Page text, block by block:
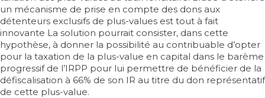
un mécanisme de prise en compte des dons aux
détenteurs exclusifs de plus-values est tout à fait
innovante La solution pourrait consister, dans cette
hypothèse, à donner la possibilité au contribuable d’opter
pour la taxation de la plus-value en capital dans le barème
progressif de l’IRPP pour lui permettre de bénéficier de la
défiscalisation à 66% de son IR au titre du don représentatif
de cette plus-value.